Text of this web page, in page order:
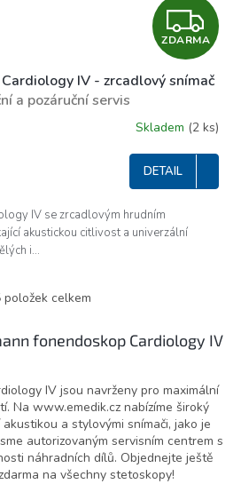
Z
D
A
R
ZDARMA
IV - zrcadlový snímač
a pozáruční servis
Skladem (2 ks)
DETAIL
IV se zrcadlovým hrudním
akustickou citlivost a univerzální
i...
O
l
a
c
í
p
r
v
položek celkem
fonendoskop Cardiology IV
IV jsou navrženy pro maximální
Na www.emedik.cz nabízíme široký
a stylovými snímači, jako je
autorizovaným servisním centrem s
náhradních dílů. Objednejte ještě
na všechny stetoskopy!